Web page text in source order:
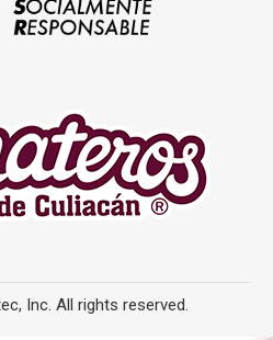
Inc. All rights reserved.